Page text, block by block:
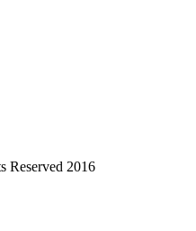
2016